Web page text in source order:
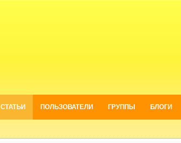
СТАТЬИ ПОЛЬЗОВАТЕЛИ ГРУППЫ БЛОГИ